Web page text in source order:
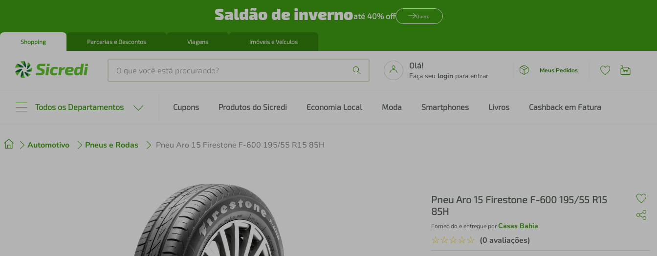
Saldão de invernoaté 40% off Quero
Shopping Parcerias e Descontos Viagens Imóveis e Veículos
O que você está procurando?
Olá!
Faça seu login para entrar
Meus Pedidos
Todos os Departamentos Cupons Produtos do Sicredi Economia Local Moda Smartphones Livros Cashback em Fatura
Automotivo Pneus e Rodas Pneu Aro 15 Firestone F-600 195/55 R15 85H
Pneu Aro 15 Firestone F-600 195/55 R15
85H
Fornecido e entregue porCasas Bahia
☆☆☆☆☆ (0 avaliações)
2º cafeteira